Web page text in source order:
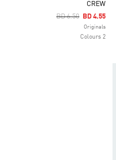
CREW
Price Reduced From
BD 6.50ToBD 4.55
Originals
2 Colours